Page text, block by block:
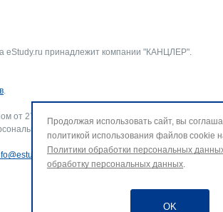
eStudy.ru принадлежит компании "КАНЦЛЕР".
.
от 27.07.2006 г. № 152-ФЗ «О персональных
данных и использование файлов cookie. В
.
Продолжая использовать сайт, вы
политикой использования файлов cookie
Политики обработки персональных
обработку персональных данных.
OK